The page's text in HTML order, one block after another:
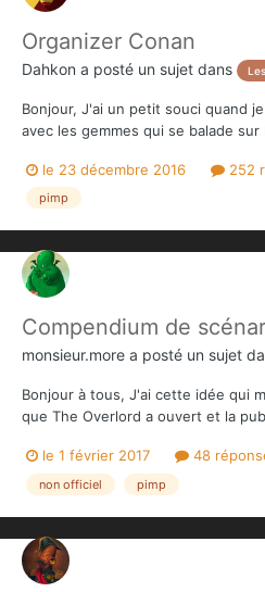
Organizer Conan
Dahkon a posté un sujet dans
Bonjour, J'ai un petit souci quand
avec les gemmes qui se balade
système comme le propose e-
contacté, malheureusement ils n'...
le 23 décembre 2016 252
pimp
Compendium de
monsieur.more a posté un sujet
Bonjour à tous, J'ai cette idée qui
que The Overlord a ouvert et la
Monolith l'ont précisé lors de leurs
qu'une info ne m'ai échappé) les s...
le 1 février 2017 48
non officiel pimp